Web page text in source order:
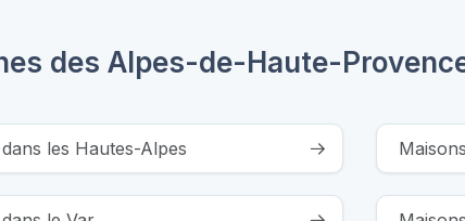
des Alpes-de-Haute-
les Hautes-Alpes